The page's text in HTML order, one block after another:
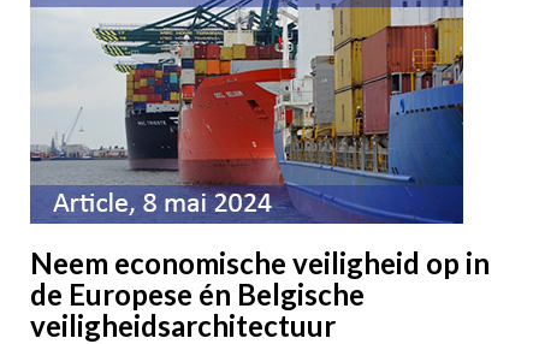
Neem economische veiligheid op in
de Europese én Belgische
veiligheidsarchitectuur